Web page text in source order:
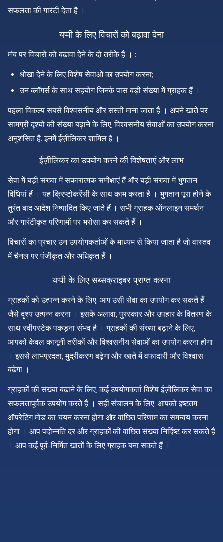
सफलता की गारंटी देता है ।
यप्पी के लिए विचारों को बढ़ावा देना
मंच पर विचारों को बढ़ावा देने के दो तरीके हैं । :
धोखा देने के लिए विशेष सेवाओं का उपयोग करना;
उन ब्लॉगर्स के साथ सहयोग जिनके पास बड़ी संख्या में ग्राहक हैं ।
पहला विकल्प सबसे विश्वसनीय और सस्ती माना जाता है । अपने खाते पर
सामग्री दृश्यों की संख्या बढ़ाने के लिए, विश्वसनीय सेवाओं का उपयोग करना
अनुशंसित है. इनमें ईज़ीलिकर शामिल हैं ।
ईज़ीलिकर का उपयोग करने की विशेषताएं और लाभ
सेवा में बड़ी संख्या में सकारात्मक समीक्षाएं हैं और बड़ी संख्या में भुगतान
विधियां हैं । यह क्रिप्टोकरेंसी के साथ काम करता है । भुगतान पूरा होने के
तुरंत बाद आदेश निष्पादित किए जाते हैं । सभी ग्राहक ऑनलाइन समर्थन
और गारंटीकृत परिणामों पर भरोसा कर सकते हैं ।
विचारों का प्रचार उन उपयोगकर्ताओं के माध्यम से किया जाता है जो वास्तव
में चैनल पर पंजीकृत और अधिकृत हैं ।
यप्पी के लिए सब्सक्राइबर प्राप्त करना
ग्राहकों को उत्पन्न करने के लिए, आप उसी सेवा का उपयोग कर सकते हैं
जैसे दृश्य उत्पन्न करना । इसके अलावा, पुरस्कार और उपहार के वितरण के
साथ स्वीपस्टेक पकड़ना संभव है । ग्राहकों की संख्या बढ़ाने के लिए,
आपको केवल कानूनी तरीकों और विश्वसनीय सेवाओं का उपयोग करना होगा
। इससे लाभप्रदता, मुद्रीकरण बढ़ेगा और खाते में वफादारी और विश्वास
बढ़ेगा ।
ग्राहकों की संख्या बढ़ाने के लिए, कई उपयोगकर्ता विशेष ईज़ीलिकर सेवा का
सफलतापूर्वक उपयोग करते हैं । सही संचालन के लिए, आपको इष्टतम
ऑपरेटिंग मोड का चयन करना होगा और वांछित परिणाम का समन्वय करना
होगा । आप पदोन्नति दर और ग्राहकों की वांछित संख्या निर्दिष्ट कर सकते हैं
। आप कई पूर्व-निर्मित खातों के लिए ग्राहक बना सकते हैं ।